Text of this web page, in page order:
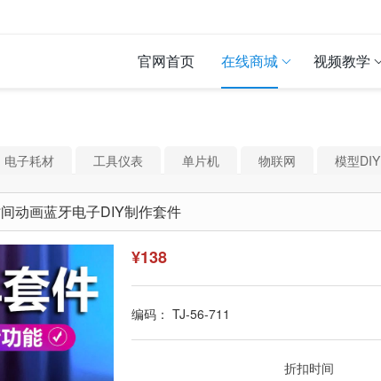
官网首页 在线商城 视频教学
电子耗材 工具仪表 单片机 物联网 模型DIY
动画蓝牙电子DIY制作套件
¥138
编码： TJ-56-711
折扣时间